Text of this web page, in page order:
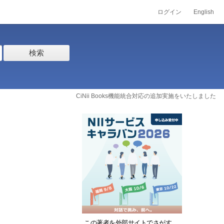
ログイン English
検索
CiNii Books機能統合対応の追加実施をいたしました